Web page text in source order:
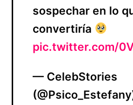
sospechar en lo
convertiría
pic.twitter.com/
— CelebStories